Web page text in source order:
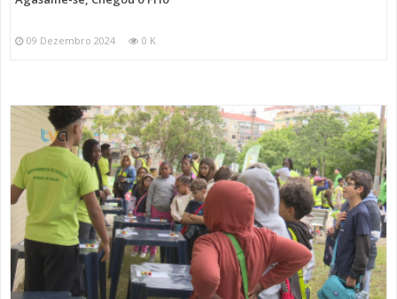
09 Dezembro 2024 0 K